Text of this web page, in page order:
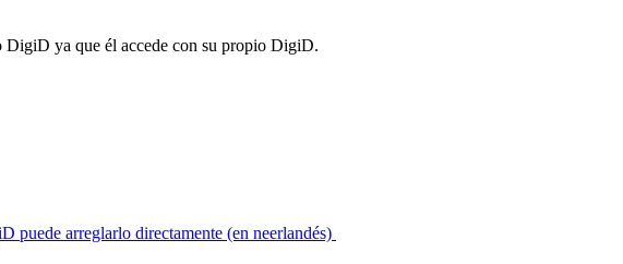
DigiD ya que él accede con su propio DigiD.
puede arreglarlo directamente (en neerlandés)